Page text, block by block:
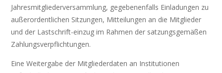
Jahresmitgliederversammlung, gegebenenfalls Einladungen zu
außerordentlichen Sitzungen, Mitteilungen an die Mitglieder
und der Lastschrift-einzug im Rahmen der satzungsgemäßen
Zahlungsverpflichtungen.
Eine Weitergabe der Mitgliederdaten an Institutionen